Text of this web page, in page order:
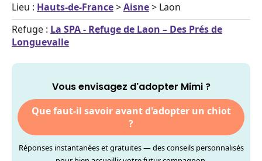
Lieu : Hauts-de-France>Aisne> Laon
Refuge : La SPA - Refuge de Laon – Des Prés de
Longuevalle
Vous envisagez d'adopter Mimi ?
Que faut-il savoir avant d'adopter un chiot
?
Réponses instantanées et gratuites — des conseils personnalisés